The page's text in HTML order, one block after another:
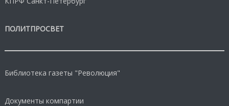
ПОЛИТПРОСВЕТ
Библиотека газеты "Революция"
Документы компартии